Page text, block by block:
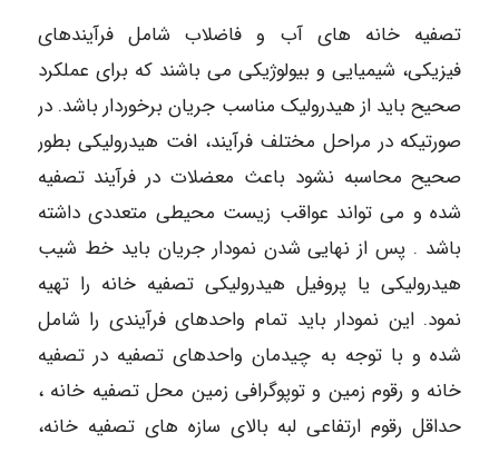
تصفیه خانه های آب و فاضلاب شامل فرآیندهای
فیزیکی، شیمیایی و بیولوژیکی می باشند که برای عملکرد
صحیح باید از هیدرولیک مناسب جریان برخوردار باشد. در
صورتیکه در مراحل مختلف فرآیند، افت هیدرولیکی بطور
صحیح محاسبه نشود باعث معضلات در فرآیند تصفیه
شده و می تواند عواقب زیست محیطی متعددی داشته
باشد . پس از نهایی شدن نمودار جریان باید خط شیب
هیدرولیکی یا پروفیل هیدرولیکی تصفیه خانه را تهیه
نمود. این نمودار باید تمام واحدهای فرآیندی را شامل
شده و با توجه به چیدمان واحدهای تصفیه در تصفیه
خانه و رقوم زمین و توپوگرافی زمین محل تصفیه خانه ،
حداقل رقوم ارتفاعی لبه بالای سازه های تصفیه خانه،